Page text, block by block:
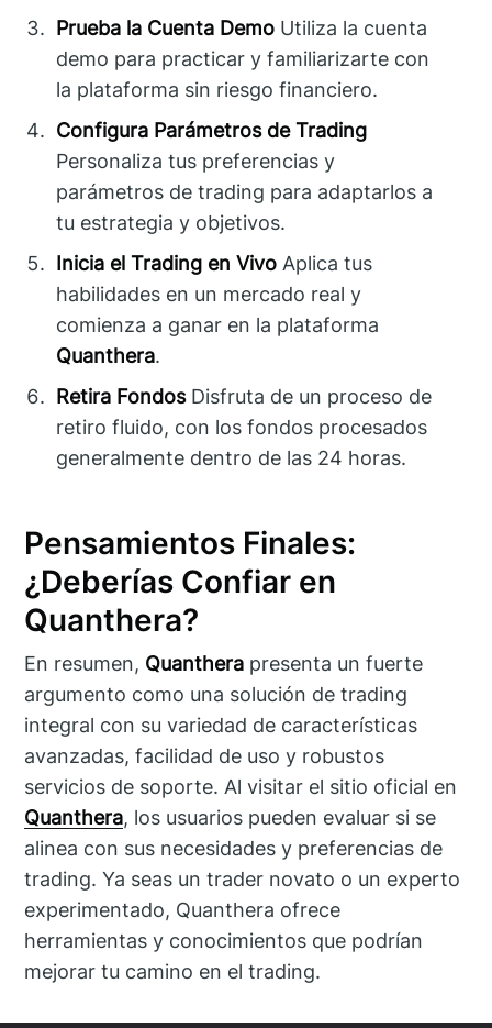
Prueba la Cuenta Demo Utiliza la cuenta
demo para practicar y familiarizarte con
la plataforma sin riesgo financiero.
Configura Parámetros de Trading
Personaliza tus preferencias y
parámetros de trading para adaptarlos a
tu estrategia y objetivos.
Inicia el Trading en Vivo Aplica tus
habilidades en un mercado real y
comienza a ganar en la plataforma
Quanthera.
Retira FondosDisfruta de un proceso de
retiro fluido, con los fondos procesados
generalmente dentro de las 24 horas.
Pensamientos Finales:
¿Deberías Confiar en
Quanthera?
En resumen, Quanthera presenta un fuerte
argumento como una solución de trading
integral con su variedad de características
avanzadas, facilidad de uso y robustos
servicios de soporte. Al visitar el sitio oficial en
Quanthera, los usuarios pueden evaluar si se
alinea con sus necesidades y preferencias de
trading. Ya seas un trader novato o un experto
experimentado, Quanthera ofrece
herramientas y conocimientos que podrían
mejorar tu camino en el trading.